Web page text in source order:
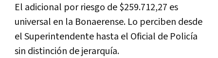
El adicional por riesgo de $259.712,27 es
universal en la Bonaerense. Lo perciben desde
el Superintendente hasta el Oficial de Policía
sin distinción de jerarquía.